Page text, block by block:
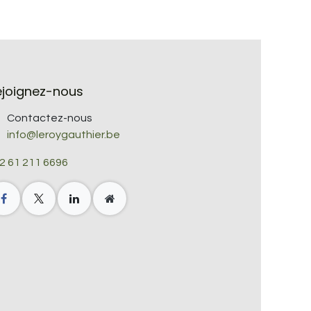
nous
Contactez-nous
info@leroygauthier.be
61 211 6696